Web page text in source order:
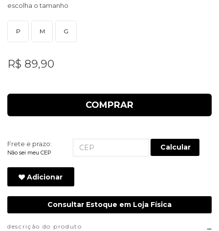
P M G
R$ 89,90
COMPRAR
Frete e prazo:
Não sei meu CEP
Calcular
Adicionar
Consultar Estoque em Loja Física
descrição do produto